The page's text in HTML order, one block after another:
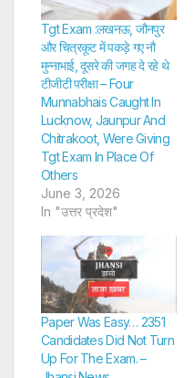
Tgt Exam :लखनऊ, जौनपुर
और चित्रकूट में पकड़े गए नौ
मुन्नाभाई, दूसरे की जगह दे रहे थे
टीजीटी परीक्षा – Four
Munnabhais Caught In
Lucknow, Jaunpur And
Chitrakoot, Were Giving
Tgt Exam In Place Of
Others
June 3, 2026
In "उत्तर प्रदेश"
Paper Was Easy… 2351
Candidates Did Not Turn
Up For The Exam. –